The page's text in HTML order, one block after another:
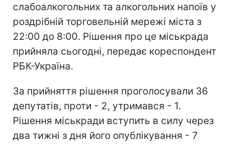
слабоалкогольних та алкогольних напоїв у
роздрібній торговельній мережі міста з
22:00 до 8:00. Рішення про це міськрада
прийняла сьогодні, передає кореспондент
РБК-Україна.
За прийняття рішення проголосували 36
депутатів, проти - 2, утримався - 1.
Рішення міськради вступить в силу через
два тижні з дня його опублікування - 7